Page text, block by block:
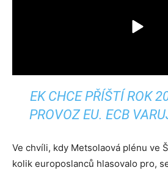
EK CHCE PŘÍŠTÍ ROK
PROVOZ EU. ECB
Ve chvíli, kdy Metsolaová plénu ve
kolik europoslanců hlasovalo pro,